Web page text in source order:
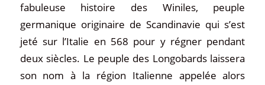
fabuleuse histoire des Winiles, peuple
germanique originaire de Scandinavie qui s’est
jeté sur l’Italie en 568 pour y régner pendant
deux siècles. Le peuple des Longobards laissera
son nom à la région Italienne appelée alors